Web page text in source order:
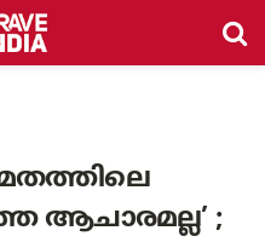
ആചാരമല്ല’ ;